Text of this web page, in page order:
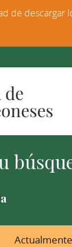
de descargar